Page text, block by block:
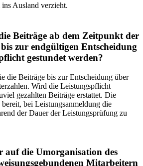
Ausland verzieht.
Beiträge ab dem Zeitpunkt der
zur endgültigen Entscheidung
gestundet werden?
die Beiträge bis zur Entscheidung über
Wird die Leistungs­pflicht
gezahlten Beiträge erstattet. Die
bei Leistungsanmel­dung die
der Dauer der Leistungsprüfung zu
auf die Umorganisation des
Mitarbeitern